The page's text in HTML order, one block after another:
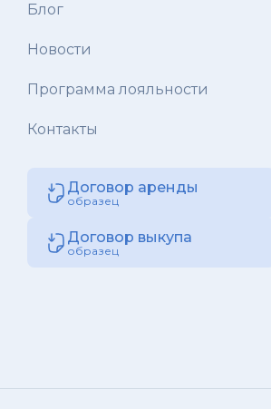
Блог
Новости
Программа лояльности
Контакты
Договор аренды
образец
Договор выкупа
образец